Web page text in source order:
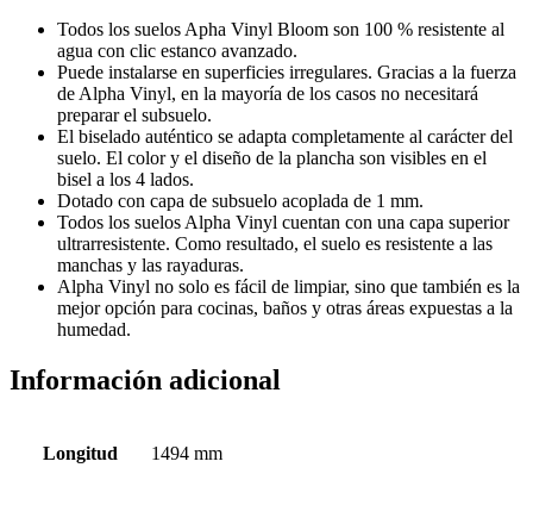
Todos los suelos Apha Vinyl Bloom son 100 % resistente al
agua con clic estanco avanzado.
Puede instalarse en superficies irregulares. Gracias a la fuerza
de Alpha Vinyl, en la mayoría de los casos no necesitará
preparar el subsuelo.
El biselado auténtico se adapta completamente al carácter del
suelo. El color y el diseño de la plancha son visibles en el
bisel a los 4 lados.
Dotado con capa de subsuelo acoplada de 1 mm.
Todos los suelos Alpha Vinyl cuentan con una capa superior
ultrarresistente. Como resultado, el suelo es resistente a las
manchas y las rayaduras.
Alpha Vinyl no solo es fácil de limpiar, sino que también es la
mejor opción para cocinas, baños y otras áreas expuestas a la
humedad.
Información adicional
Longitud 1494 mm